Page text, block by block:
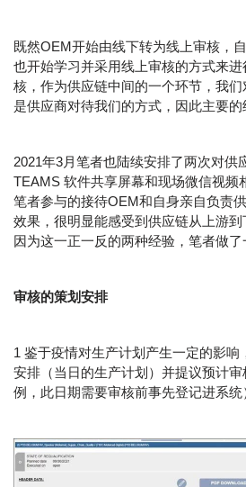
既然OEM开始由线下转为线上审核，
也开始学习并采用线上审核的方式来
核，作为供应链中间的一个环节，我
是供应商对待我们的方式，因此主要的
2021年3月笔者也陆续安排了两次对供
TEAMS 软件共享屏幕和现场微信视频
笔者参与的接待OEM和自身亲自负责
效果，很明显能感受到供应链从上游
因为这一正一反的两种经验，笔者做了
审核的策划安排
1 鉴于疫情对生产计划产生一定的影
安排（当日的生产计划）并提议预计
例，此日期需要审核前事先登记进系统